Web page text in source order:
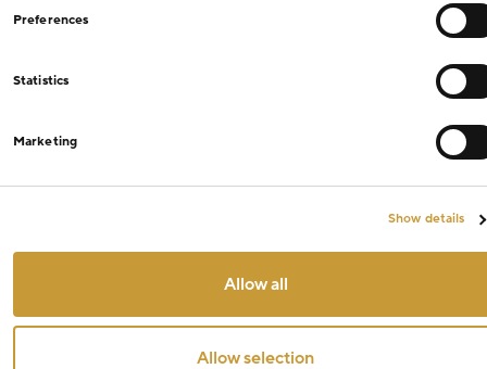
Preferences
Statistics
Marketing
Show details
Allow all
Allow selection